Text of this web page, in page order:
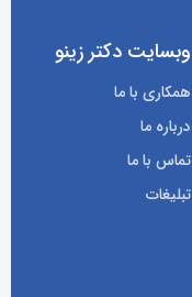
وبسایت دکتر زینو
همکاری با ما
درباره ما
تماس با ما
تبلیغات